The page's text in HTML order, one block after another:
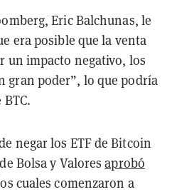
Eric Balchunas, le
era posible que la venta
un impacto negativo, los
gran poder”, lo que podría
negar los ETF de Bitcoin
Bolsa y Valoresaprobó
cuales comenzaron a